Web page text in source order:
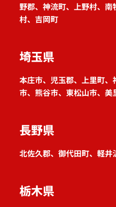
野郡、神流町、上野村、
村、吉岡町
埼玉県
本庄市、児玉郡、上里町
市、熊谷市、東松山市、
長野県
北佐久郡、御代田町、軽井
栃木県